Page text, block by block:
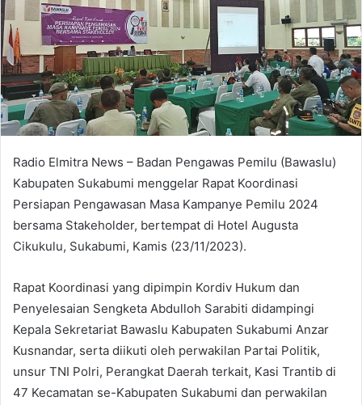
Radio Elmitra News – Badan Pengawas Pemilu (Bawaslu)
Kabupaten Sukabumi menggelar Rapat Koordinasi
Persiapan Pengawasan Masa Kampanye Pemilu 2024
bersama Stakeholder, bertempat di Hotel Augusta
Cikukulu, Sukabumi, Kamis (23/11/2023).
Rapat Koordinasi yang dipimpin Kordiv Hukum dan
Penyelesaian Sengketa Abdulloh Sarabiti didampingi
Kepala Sekretariat Bawaslu Kabupaten Sukabumi Anzar
Kusnandar, serta diikuti oleh perwakilan Partai Politik,
unsur TNI Polri, Perangkat Daerah terkait, Kasi Trantib di
47 Kecamatan se-Kabupaten Sukabumi dan perwakilan